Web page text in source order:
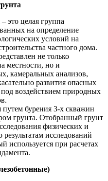
это целая группа
на определение
условий на
частного дома.
не только
местности, но и
камеральных анализов,
развития опасных
воздействием природных
путем бурения 3-х скважин
грунта. Отобранный грунт
физических и
исследований
используется при расчетах